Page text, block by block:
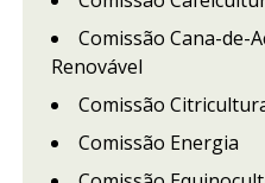
Comissão Cana-de-
Renovável
Comissão
Comissão Energia